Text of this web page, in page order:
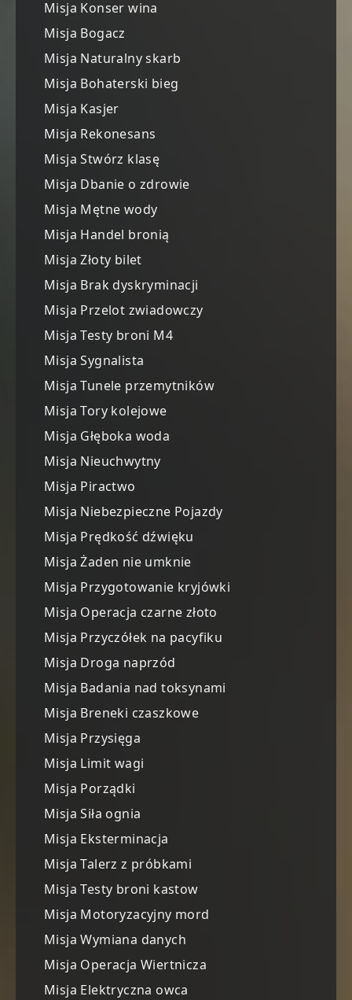
Misja Konser wina
Misja Bogacz
Misja Naturalny skarb
Misja Bohaterski bieg
Misja Kasjer
Misja Rekonesans
Misja Stwórz klasę
Misja Dbanie o zdrowie
Misja Mętne wody
Misja Handel bronią
Misja Złoty bilet
Misja Brak dyskryminacji
Misja Przelot zwiadowczy
Misja Testy broni M4
Misja Sygnalista
Misja Tunele przemytników
Misja Tory kolejowe
Misja Głęboka woda
Misja Nieuchwytny
Misja Piractwo
Misja Niebezpieczne Pojazdy
Misja Prędkość dźwięku
Misja Żaden nie umknie
Misja Przygotowanie kryjówki
Misja Operacja czarne złoto
Misja Przyczółek na pacyfiku
Misja Droga naprzód
Misja Badania nad toksynami
Misja Breneki czaszkowe
Misja Przysięga
Misja Limit wagi
Misja Porządki
Misja Siła ognia
Misja Eksterminacja
Misja Talerz z próbkami
Misja Testy broni kastow
Misja Motoryzacyjny mord
Misja Wymiana danych
Misja Operacja Wiertnicza
Misja Elektryczna owca